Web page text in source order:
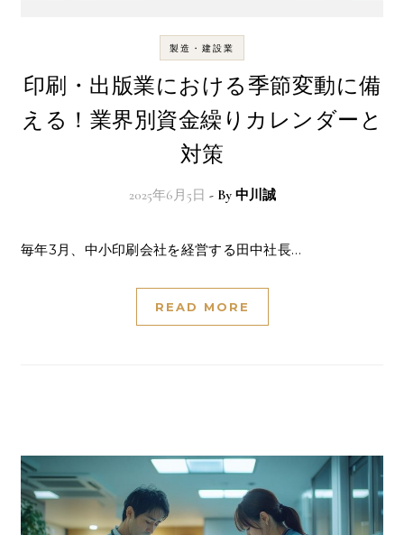
製造・建設業
印刷・出版業における季節変動に備
える！業界別資金繰りカレンダーと
対策
2025年6月5日 - By 中川誠
毎年3月、中小印刷会社を経営する田中社長…
READ MORE